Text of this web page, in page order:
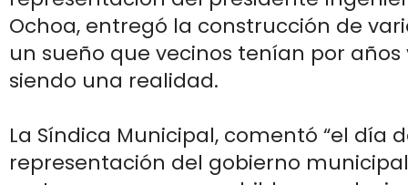
Ochoa, entregó la construcción de
un sueño que vecinos tenían por años
siendo una realidad.
La Síndica Municipal, comentó “el día
representación del gobierno